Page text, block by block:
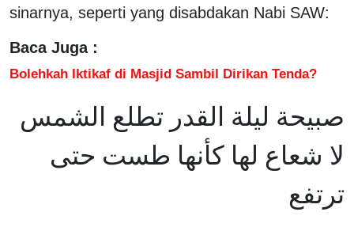
sinarnya, seperti yang disabdakan Nabi SAW:
Baca Juga :
Bolehkah Iktikaf di Masjid Sambil Dirikan Tenda?
صبيحة ليلة القدر تطلع الشمس
لا شعاع لها كأنها طست حتى
ترتفع